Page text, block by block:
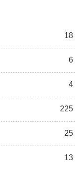
18
6
4
225
25
13